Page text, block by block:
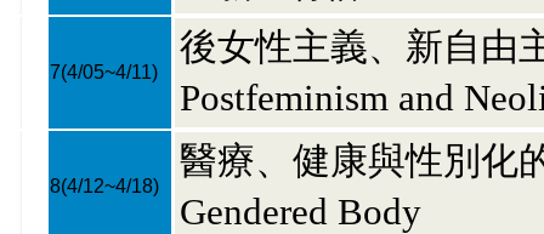
7(4/05~4/11)
後女性主義、新自由
Postfeminism and
8(4/12~4/18)
醫療、健康與性別化
Gendered Body